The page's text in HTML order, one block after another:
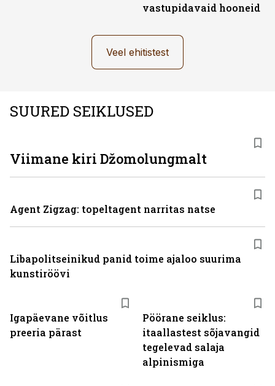
vastupidavaid hooneid
Veel ehitistest
SUURED SEIKLUSED
Igapäevane võitlus
preeria pärast
Pöörane seiklus:
itaallastest sõjavangid
tegelevad salaja
alpinismiga
Viimane kiri Džomolungmalt
Agent Zigzag: topeltagent narritas natse
Libapolitseinikud panid toime ajaloo suurima
kunstiröövi